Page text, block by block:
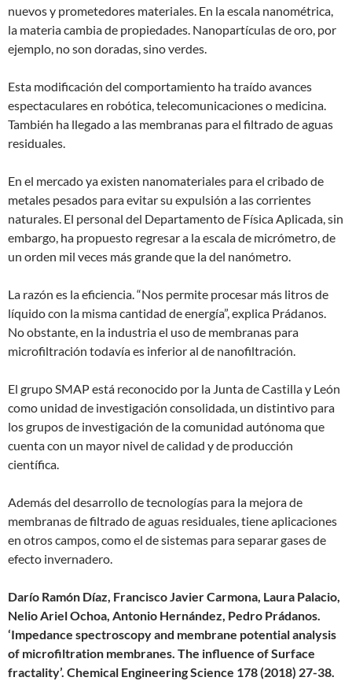
nuevos y prometedores materiales. En la escala nanométrica,
la materia cambia de propiedades. Nanopartículas de oro, por
ejemplo, no son doradas, sino verdes.
Esta modificación del comportamiento ha traído avances
espectaculares en robótica, telecomunicaciones o medicina.
También ha llegado a las membranas para el filtrado de aguas
residuales.
En el mercado ya existen nanomateriales para el cribado de
metales pesados para evitar su expulsión a las corrientes
naturales. El personal del Departamento de Física Aplicada, sin
embargo, ha propuesto regresar a la escala de micrómetro, de
un orden mil veces más grande que la del nanómetro.
La razón es la eficiencia. “Nos permite procesar más litros de
líquido con la misma cantidad de energía”, explica Prádanos.
No obstante, en la industria el uso de membranas para
microfiltración todavía es inferior al de nanofiltración.
El grupo SMAP está reconocido por la Junta de Castilla y León
como unidad de investigación consolidada, un distintivo para
los grupos de investigación de la comunidad autónoma que
cuenta con un mayor nivel de calidad y de producción
científica.
Además del desarrollo de tecnologías para la mejora de
membranas de filtrado de aguas residuales, tiene aplicaciones
en otros campos, como el de sistemas para separar gases de
efecto invernadero.
Darío Ramón Díaz, Francisco Javier Carmona, Laura Palacio,
Nelio Ariel Ochoa, Antonio Hernández, Pedro Prádanos.
‘Impedance spectroscopy and membrane potential analysis
of microfiltration membranes. The influence of Surface
fractality’. Chemical Engineering Science 178 (2018) 27-38.